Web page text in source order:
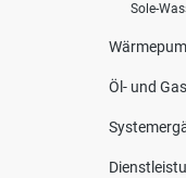
Sole-
Öl- und